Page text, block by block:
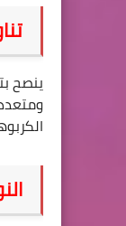
ينصح